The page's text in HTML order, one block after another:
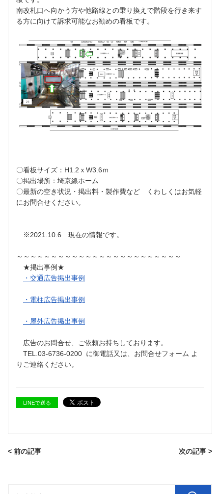
南改札口へ向かう方や他路線との乗り換えで階段を行き来す
る方に向けて訴求可能なお勧めの看板です。
〇看板サイズ：H1.2ｘW3.6ｍ
〇掲出場所：埼京線ホーム
〇最新の空き状況・掲出料・製作費など くわしくはお気軽
にお問合せください。
※2021.10.6 現在の情報です。
～～～～～～～～～～～～～～～～～～～～～～～～
★掲出事例★
・交通広告掲出事例
・電柱広告掲出事例
・屋外広告掲出事例
広告のお問合せ、ご依頼お持ちしております。
TEL.03-6736-0200 に御電話又は、お問合せフォーム よ
りご連絡ください。
LINEで送る
< 前の記事 次の記事 >